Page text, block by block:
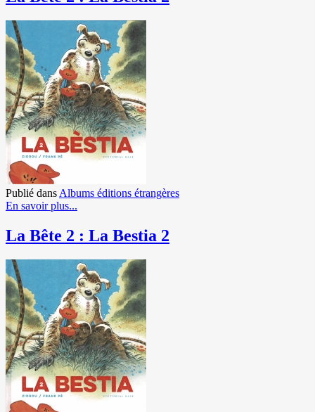
Publié dans Albums éditions étrangères
En savoir plus...
La Bête 2 : La Bestia 2